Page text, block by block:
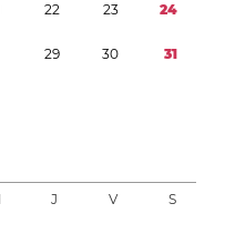
22 23 24
29 30 31
J V S